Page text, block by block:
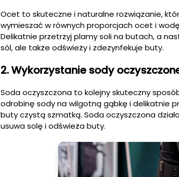
Ocet to skuteczne i naturalne rozwiązanie,
wymieszać w równych proporcjach ocet i
Delikatnie przetrzyj plamy soli na butach, a
sól, ale także odświeży i zdezynfekuje buty.
2. Wykorzystanie sody
Soda oczyszczona to kolejny skuteczny
odrobinę sody na wilgotną gąbkę i delikatnie
buty czystą szmatką. Soda oczyszczona
usuwa solę i odświeża buty.